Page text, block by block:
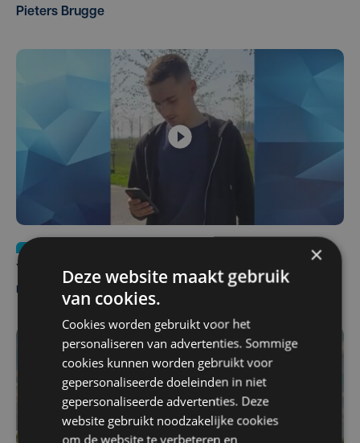
Pieters Brugge
Yaro (19), slachtoffer van vechtpartij, is na
maandenlange coma overleden
×
Deze website maakt gebruik
van cookies.
Cookies worden gebruikt voor het
personaliseren van advertenties. Sommige
cookies kunnen worden gebruikt voor
gepersonaliseerde doeleinden in niet
gepersonaliseerde advertenties. Deze
website gebruikt noodzakelijke cookies
om de website te verbeteren en